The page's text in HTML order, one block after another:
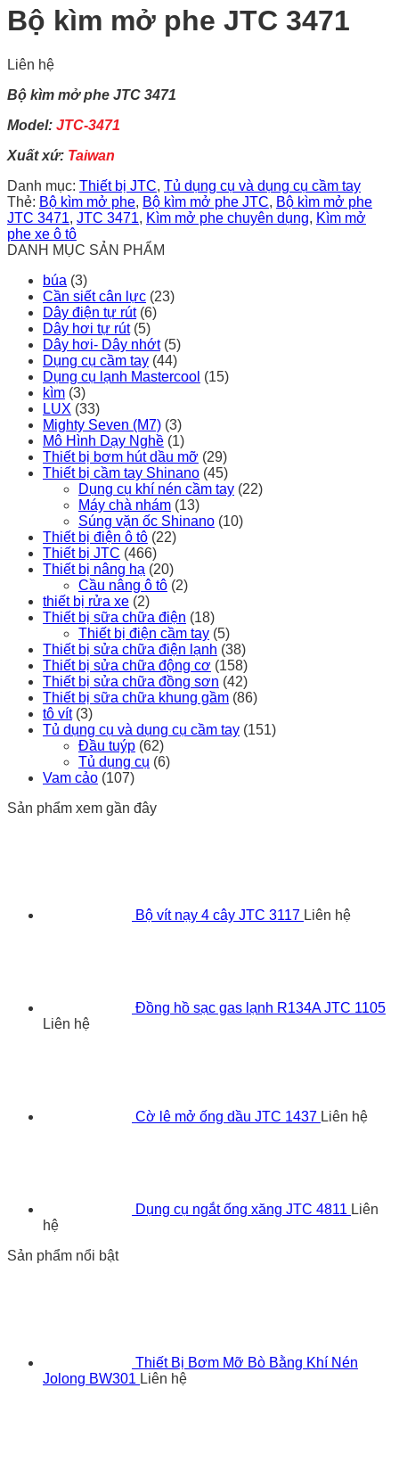
Bộ kìm mở phe JTC 3471
Liên hệ
Bộ kìm mở phe JTC 3471
Model: JTC-3471
Xuất xứ: Taiwan
Danh mục: Thiết bị JTC, Tủ dụng cụ và dụng cụ cầm tay
Thẻ: Bộ kìm mở phe, Bộ kìm mở phe JTC, Bộ kìm mở phe
JTC 3471, JTC 3471, Kìm mở phe chuyên dụng, Kìm mở
phe xe ô tô
DANH MỤC SẢN PHẨM
búa (3)
Cần siết cân lực (23)
Dây điện tự rút (6)
Dây hơi tự rút (5)
Dây hơi- Dây nhớt (5)
Dụng cụ cầm tay (44)
Dụng cụ lạnh Mastercool (15)
kìm (3)
LUX (33)
Mighty Seven (M7) (3)
Mô Hình Dạy Nghề (1)
Thiết bị bơm hút dầu mỡ (29)
Thiết bị cầm tay Shinano (45)
Dụng cụ khí nén cầm tay (22)
Máy chà nhám (13)
Súng vặn ốc Shinano (10)
Thiết bị điện ô tô (22)
Thiết bị JTC (466)
Thiết bị nâng hạ (20)
Cầu nâng ô tô (2)
thiết bị rửa xe (2)
Thiết bị sữa chữa điện (18)
Thiết bị điện cầm tay (5)
Thiết bị sửa chữa điện lạnh (38)
Thiết bị sửa chữa động cơ (158)
Thiết bị sửa chữa đồng sơn (42)
Thiết bị sữa chữa khung gầm (86)
tô vít (3)
Tủ dụng cụ và dụng cụ cầm tay (151)
Đầu tuýp (62)
Tủ dụng cụ (6)
Vam cảo (107)
Sản phẩm xem gần đây
Bộ vít nạy 4 cây JTC 3117 Liên hệ
Đồng hồ sạc gas lạnh R134A JTC 1105
Liên hệ
Cờ lê mở ống dầu JTC 1437 Liên hệ
Dụng cụ ngắt ống xăng JTC 4811 Liên
hệ
Sản phẩm nổi bật
Thiết Bị Bơm Mỡ Bò Bằng Khí Nén
Jolong BW301 Liên hệ